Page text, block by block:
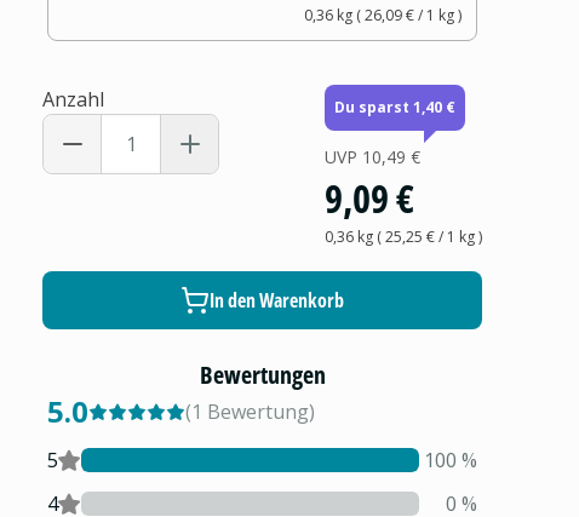
0,36 kg(26,09 €/ 1 kg)
Anzahl Du sparst 1,40 €
UVP 10,49 €
9,09 €
0,36 kg(25,25 €/ 1 kg)
In den Warenkorb
Bewertungen
5.0 (1 Bewertung)
5
100 %
4
0 %